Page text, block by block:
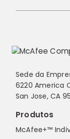
Sede da
6220 America
San Jose, CA
Produtos
McAfee+™